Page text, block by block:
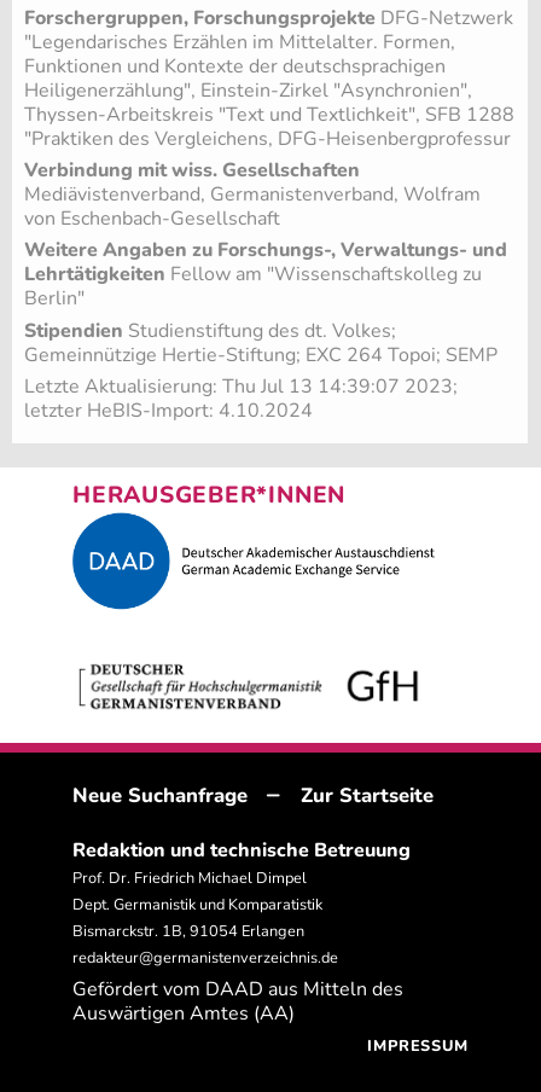
Forschergruppen, Forschungsprojekte DFG-Netzwerk
"Legendarisches Erzählen im Mittelalter. Formen,
Funktionen und Kontexte der deutschsprachigen
Heiligenerzählung", Einstein-Zirkel "Asynchronien",
Thyssen-Arbeitskreis "Text und Textlichkeit", SFB 1288
"Praktiken des Vergleichens, DFG-Heisenbergprofessur
Verbindung mit wiss. Gesellschaften
Mediävistenverband, Germanistenverband, Wolfram
von Eschenbach-Gesellschaft
Weitere Angaben zu Forschungs-, Verwaltungs- und
Lehrtätigkeiten Fellow am "Wissenschaftskolleg zu
Berlin"
Stipendien Studienstiftung des dt. Volkes;
Gemeinnützige Hertie-Stiftung; EXC 264 Topoi; SEMP
Letzte Aktualisierung: Thu Jul 13 14:39:07 2023;
letzter HeBIS-Import: 4.10.2024
HERAUSGEBER*INNEN
Neue Suchanfrage – Zur Startseite
Redaktion und technische Betreuung
Prof. Dr. Friedrich Michael Dimpel
Dept. Germanistik und Komparatistik
Bismarckstr. 1B, 91054 Erlangen
redakteur@germanistenverzeichnis.de
Gefördert vom DAAD aus Mitteln des
Auswärtigen Amtes (AA)
IMPRESSUM